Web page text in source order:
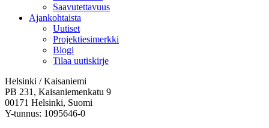
Saavutettavuus
Ajankohtaista
Uutiset
Projektiesimerkki
Blogi
Tilaa uutiskirje
Helsinki / Kaisaniemi
PB 231, Kaisaniemenkatu 9
00171 Helsinki, Suomi
Y-tunnus: 1095646-0